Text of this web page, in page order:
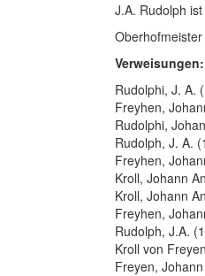
J.A. Rudolph
Verweisungen:
Rudolphi, J. A.
Freyhen,
Rudolphi,
Rudolph, J. A.
Freyhen,
Kroll, Johann
Kroll, Johann
Freyhen,
Rudolph, J.A.
Kroll von
Freyen,